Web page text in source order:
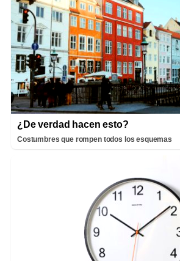
¿De verdad hacen esto?
Costumbres que rompen todos los esquemas